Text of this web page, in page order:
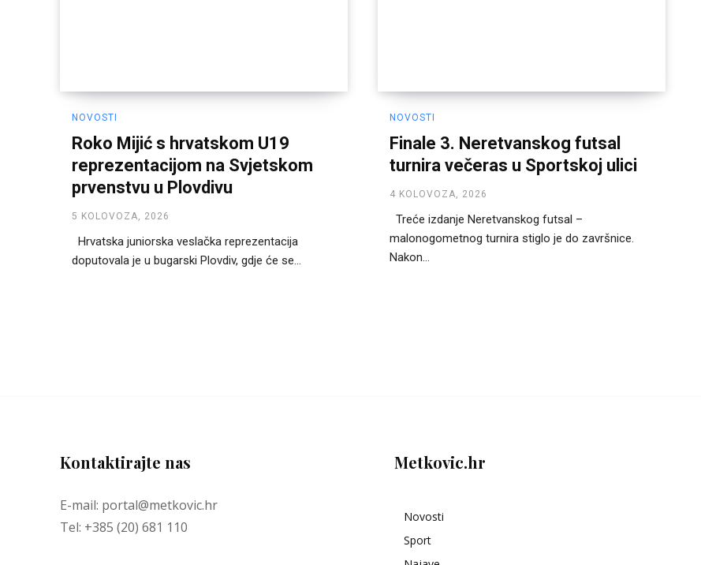
NOVOSTI
Roko Mijić s hrvatskom U19
reprezentacijom na Svjetskom
prvenstvu u Plovdivu
5 KOLOVOZA, 2026
Hrvatska juniorska veslačka reprezentacija
doputovala je u bugarski Plovdiv, gdje će se...
NOVOSTI
Finale 3. Neretvanskog futsal
turnira večeras u Sportskoj ulici
4 KOLOVOZA, 2026
malonogometnog turnira stiglo je do završnice.
Nakon...
Kontaktirajte nas
E-mail: portal@metkovic.hr
Tel: +385 (20) 681 110
Metkovic.hr
Novosti
Sport